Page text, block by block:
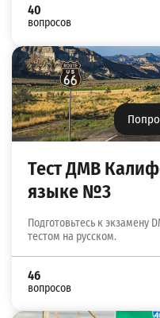
40
вопросов
Тест ДМВ
языке №3
Подготовьтесь к экзамену
тестом на русском.
46
вопросов